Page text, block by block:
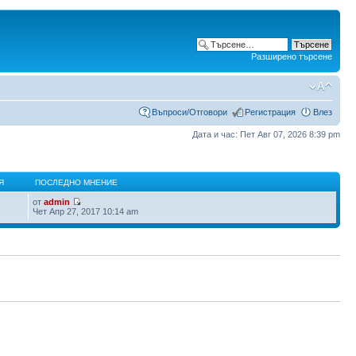
Разширено търсене
Въпроси/Отговори Регистрация Влез
Дата и час: Пет Авг 07, 2026 8:39 pm
ПОСЛЕДНО МНЕНИЕ
отadmin
Чет Апр 27, 2017 10:14 am